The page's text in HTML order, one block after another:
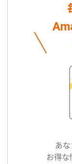
あ
お得な